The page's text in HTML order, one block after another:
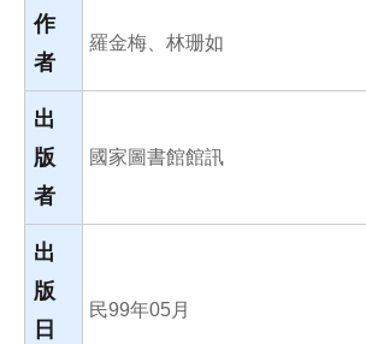
作
者
羅金梅、林珊如
出
版
者
國家圖書館館訊
出
版
日
民99年05月